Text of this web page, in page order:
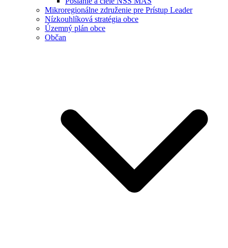
Mikroregionálne združenie pre Prístup Leader
Nízkouhlíková stratégia obce
Územný plán obce
Občan